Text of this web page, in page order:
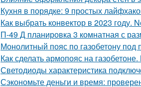
Кухня в порядке: 9 простых
Как выбрать конвектор в 2023 году.
П-49 Д планировка 3 комнатная с
Монолитный пояс по газобетону под
Как сделать армопояс на
Светодиоды характеристика
Сэкономьте деньги и время: